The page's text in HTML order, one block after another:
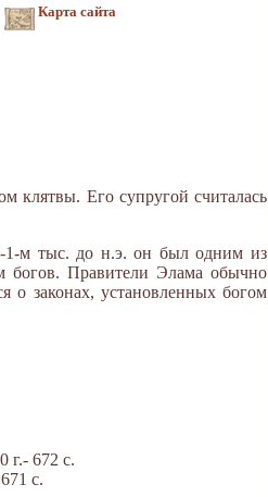
Карта сайта
клятвы. Его супругой считалась
1-м тыс. до н.э. он был одним из
богов. Правители Элама обычно
законах, установленных богом
г.- 672 с.
с.